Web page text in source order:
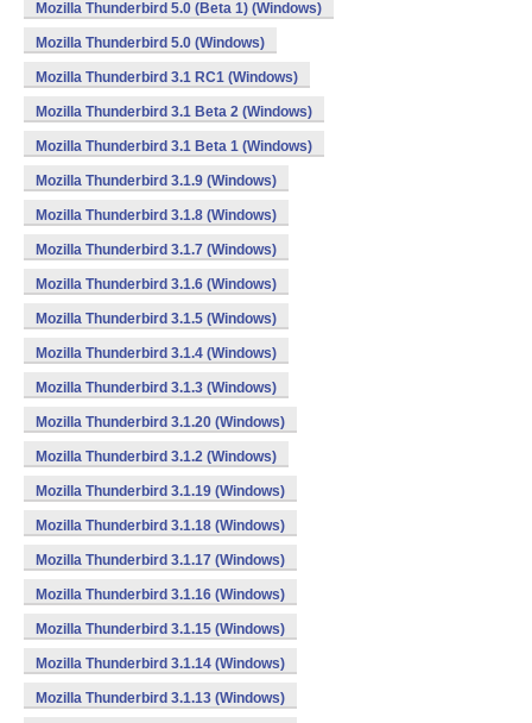
Mozilla Thunderbird 5.0 (Beta 1) (Windows)
Mozilla Thunderbird 5.0 (Windows)
Mozilla Thunderbird 3.1 RC1 (Windows)
Mozilla Thunderbird 3.1 Beta 2 (Windows)
Mozilla Thunderbird 3.1 Beta 1 (Windows)
Mozilla Thunderbird 3.1.9 (Windows)
Mozilla Thunderbird 3.1.8 (Windows)
Mozilla Thunderbird 3.1.7 (Windows)
Mozilla Thunderbird 3.1.6 (Windows)
Mozilla Thunderbird 3.1.5 (Windows)
Mozilla Thunderbird 3.1.4 (Windows)
Mozilla Thunderbird 3.1.3 (Windows)
Mozilla Thunderbird 3.1.20 (Windows)
Mozilla Thunderbird 3.1.2 (Windows)
Mozilla Thunderbird 3.1.19 (Windows)
Mozilla Thunderbird 3.1.18 (Windows)
Mozilla Thunderbird 3.1.17 (Windows)
Mozilla Thunderbird 3.1.16 (Windows)
Mozilla Thunderbird 3.1.15 (Windows)
Mozilla Thunderbird 3.1.14 (Windows)
Mozilla Thunderbird 3.1.13 (Windows)